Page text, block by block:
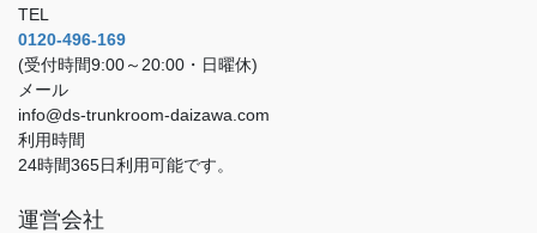
TEL
0120-496-169
(受付時間9:00～20:00・日曜休)
メール
info@ds-trunkroom-daizawa.com
利用時間
24時間365日利用可能です。
運営会社